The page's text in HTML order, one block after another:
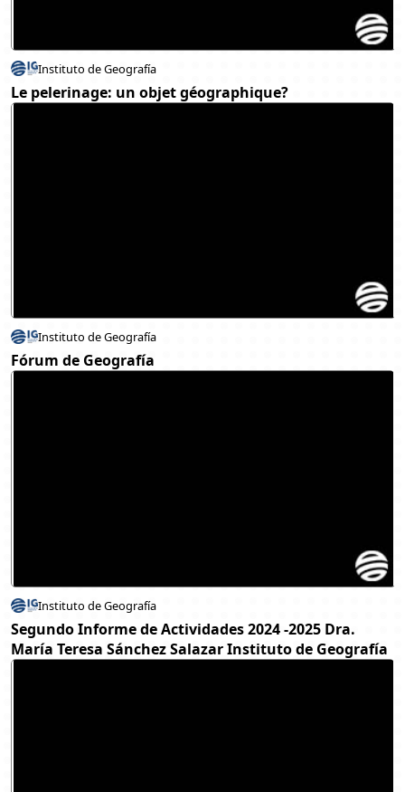
Instituto de Geografía
Le pelerinage: un objet géographique?
Instituto de Geografía
Fórum de Geografía
Instituto de Geografía
Segundo Informe de Actividades 2024 -2025 Dra.
María Teresa Sánchez Salazar Instituto de Geografía